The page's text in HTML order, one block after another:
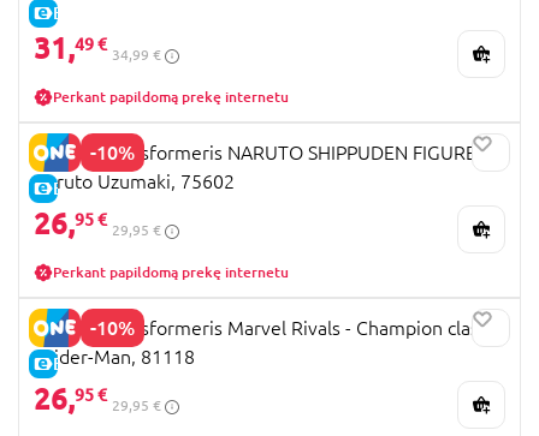
E-KAINA
31,49 €
34,99 €
Perkant papildomą prekę internetu
-10%
E-KAINA
Blokees transformeris NARUTO SHIPPUDEN FIGURES
Naruto Uzumaki, 75602
26,95 €
29,95 €
Perkant papildomą prekę internetu
-10%
E-KAINA
Blokees transformeris Marvel Rivals - Champion class
Spider-Man, 81118
26,95 €
29,95 €